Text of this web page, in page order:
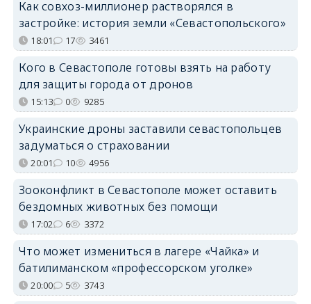
Как совхоз-миллионер растворялся в
застройке: история земли «Севастопольского»
18:01 17 3461
Кого в Севастополе готовы взять на работу
для защиты города от дронов
15:13 0 9285
Украинские дроны заставили севастопольцев
задуматься о страховании
20:01 10 4956
Зооконфликт в Севастополе может оставить
бездомных животных без помощи
17:02 6 3372
Что может измениться в лагере «Чайка» и
батилиманском «профессорском уголке»
20:00 5 3743